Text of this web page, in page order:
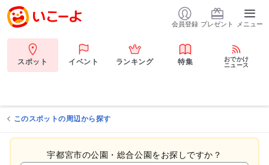
会員登録 プレゼント メニュー
スポット イベント ランキング 特集
おでかけ
ニュース
このスポットの周辺から探す
宇都宮市の公園・総合公園をお探しですか？